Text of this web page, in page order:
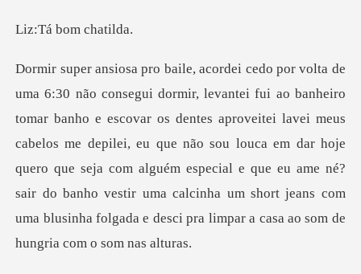
bom c
dentes aproveitei lavei meus
cabelos me depilei, eu que não sou louca em dar hoje
quero que seja com alguém especial e que eu ame né?
sa